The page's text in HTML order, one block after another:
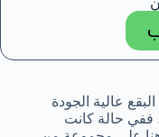
عالية الجودة
ففي حالة كانت